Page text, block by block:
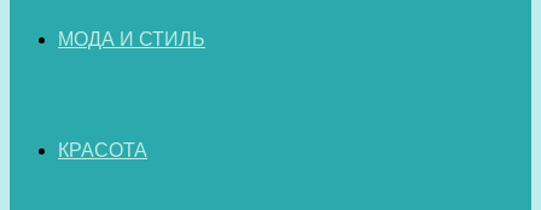
МОДА И СТИЛЬ
КРАСОТА